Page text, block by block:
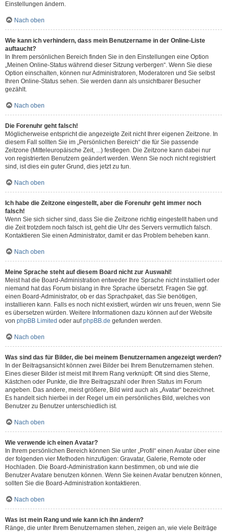
Einstellungen ändern.
Nach oben
Wie kann ich verhindern, dass mein Benutzername in der Online-Liste
auftaucht?
In Ihrem persönlichen Bereich finden Sie in den Einstellungen eine Option
„Meinen Online-Status während dieser Sitzung verbergen“. Wenn Sie diese
Option einschalten, können nur Administratoren, Moderatoren und Sie selbst
Ihren Online-Status sehen. Sie werden dann als unsichtbarer Besucher
gezählt.
Nach oben
Die Forenuhr geht falsch!
Möglicherweise entspricht die angezeigte Zeit nicht Ihrer eigenen Zeitzone. In
diesem Fall sollten Sie im „Persönlichen Bereich“ die für Sie passende
Zeitzone (Mitteleuropäische Zeit, ...) festlegen. Die Zeitzone kann dabei nur
von registrierten Benutzern geändert werden. Wenn Sie noch nicht registriert
sind, ist dies ein guter Grund, dies jetzt zu tun.
Nach oben
Ich habe die Zeitzone eingestellt, aber die Forenuhr geht immer noch
falsch!
Wenn Sie sich sicher sind, dass Sie die Zeitzone richtig eingestellt haben und
die Zeit trotzdem noch falsch ist, geht die Uhr des Servers vermutlich falsch.
Kontaktieren Sie einen Administrator, damit er das Problem beheben kann.
Nach oben
Meine Sprache steht auf diesem Board nicht zur Auswahl!
Meist hat die Board-Administration entweder Ihre Sprache nicht installiert oder
niemand hat das Forum bislang in Ihre Sprache übersetzt. Fragen Sie ggf.
einen Board-Administrator, ob er das Sprachpaket, das Sie benötigen,
installieren kann. Falls es noch nicht existiert, würden wir uns freuen, wenn Sie
es übersetzen würden. Weitere Informationen dazu können auf der Website
von phpBB Limited oder aufphpBB.de gefunden werden.
Nach oben
Was sind das für Bilder, die bei meinem Benutzernamen angezeigt werden?
In der Beitragsansicht können zwei Bilder bei Ihrem Benutzernamen stehen.
Eines dieser Bilder ist meist mit Ihrem Rang verknüpft: Oft sind dies Sterne,
Kästchen oder Punkte, die Ihre Beitragszahl oder Ihren Status im Forum
angeben. Das andere, meist größere, Bild wird auch als „Avatar“ bezeichnet.
Es handelt sich hierbei in der Regel um ein persönliches Bild, welches von
Benutzer zu Benutzer unterschiedlich ist.
Nach oben
Wie verwende ich einen Avatar?
In Ihrem persönlichen Bereich können Sie unter „Profil“ einen Avatar über eine
der folgenden vier Methoden hinzufügen: Gravatar, Galerie, Remote oder
Hochladen. Die Board-Administration kann bestimmen, ob und wie die
Benutzer Avatare benutzen können. Wenn Sie keinen Avatar benutzen können,
sollten Sie die Board-Administration kontaktieren.
Nach oben
Was ist mein Rang und wie kann ich ihn ändern?
Ränge, die unter Ihrem Benutzernamen stehen, zeigen an, wie viele Beiträge